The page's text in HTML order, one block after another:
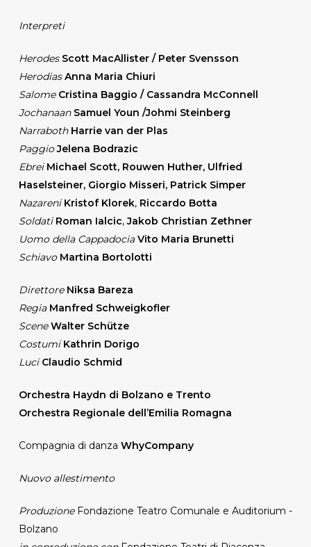
Interpreti
Herodes Scott MacAllister / Peter Svensson
HerodiasAnna Maria Chiuri
Salome Cristina Baggio / Cassandra McConnell
Jochanaan Samuel Youn /Johmi Steinberg
Narraboth Harrie van der Plas
Paggio Jelena Bodrazic
EbreiMichael Scott, Rouwen Huther, Ulfried
Haselsteiner, Giorgio Misseri, Patrick Simper
Nazareni Kristof Klorek, Riccardo Botta
Soldati Roman Ialcic,Jakob Christian Zethner
Uomo della Cappadocia Vito Maria Brunetti
Schiavo Martina Bortolotti
Direttore Niksa Bareza
Regia Manfred Schweigkofler
Scene Walter Schütze
Costumi Kathrin Dorigo
Luci Claudio Schmid
Orchestra Haydn di Bolzano e Trento
Orchestra Regionale dell’Emilia Romagna
Compagnia di danza WhyCompany
Nuovo allestimento
Produzione Fondazione Teatro Comunale e Auditorium -
Bolzano